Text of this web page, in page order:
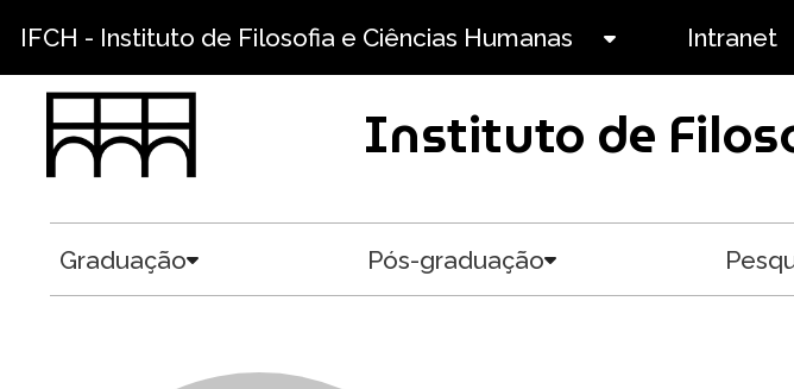
IFCH - Instituto de Filosofia e Ciências Humanas Intranet
Instituto de
Graduação Pós-graduação